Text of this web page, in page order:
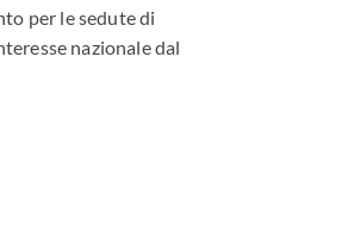
per le sedute di
nazionale dal